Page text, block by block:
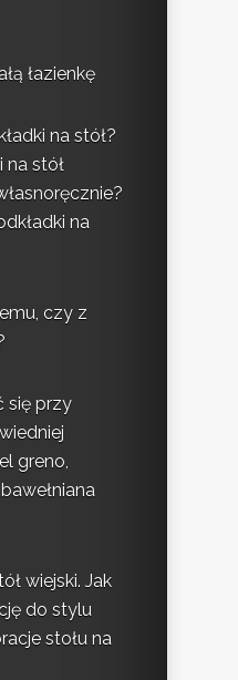
łazienkę
na stół?
na stół
na
czy z
się przy
greno,
wiejski. Jak
do stylu
stołu na